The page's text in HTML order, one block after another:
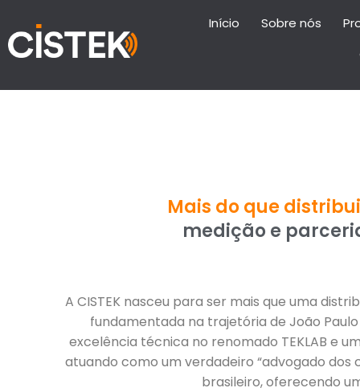
Início Sobre nós
Mais do que
medição e
A CISTEK nasceu para ser mais que uma
fundamentada na trajetória de João
excelência técnica no renomado TEKLAB e
atuando como um verdadeiro “advogado dos
brasileiro, oferecendo